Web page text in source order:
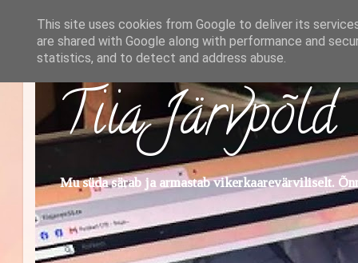
Tiia Järvpõld
Mu süda särab ja armastab vikerkaarevärviliselt.
This site uses cookies from Google to deliver its
are shared with Google along with performance and
statistics, and to detect and address abuse.